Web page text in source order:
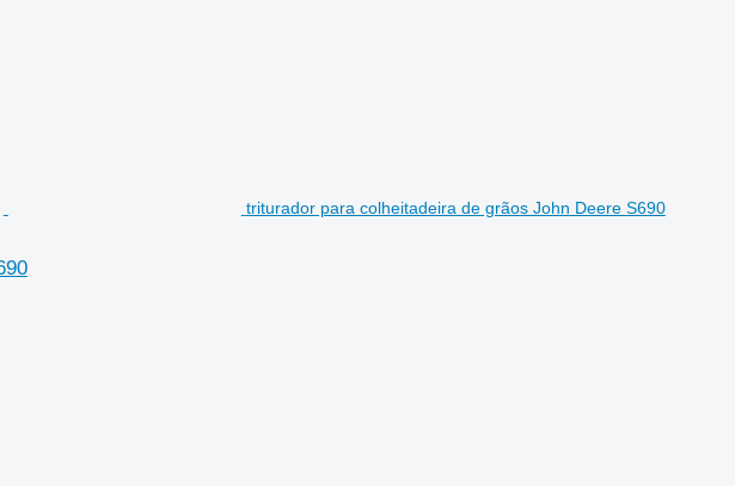
triturador para colheitadeira de grãos John Deere S690